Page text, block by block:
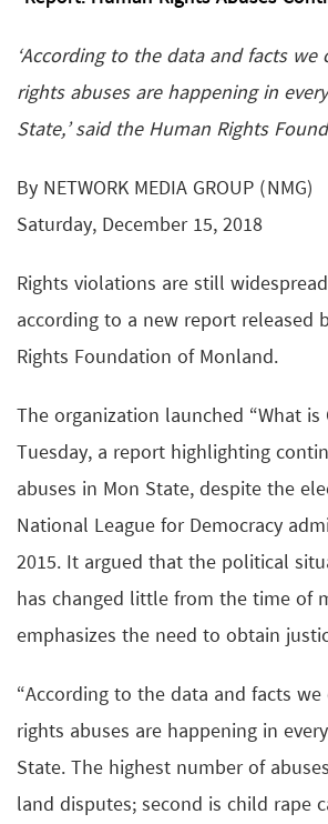
‘According to the data and facts
rights abuses are happening in
State,’ said the Human Rights
By NETWORK MEDIA GROUP (NMG)
Saturday, December 15, 2018
Rights violations are still
according to a new report released
Rights Foundation of Monland.
The organization launched “What is
Tuesday, a report highlighting
abuses in Mon State, despite the
National League for Democracy
2015. It argued that the political
has changed little from the time of
emphasizes the need to obtain
“According to the data and facts
rights abuses are happening in
State. The highest number of
land disputes; second is child rape